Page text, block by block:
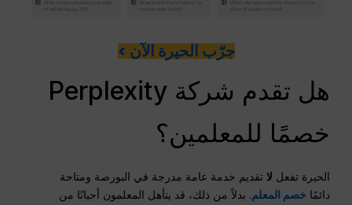
جرّب الحيرة الآن >
هل تقدم شركة Perplexity
خصمًا للمعلمين؟
الحيرة تفعل لا تقديم خدمة عامة مدرجة في البورصة ومتاحة
دائمًا خصم المعلم. بدلاً من ذلك، قد يتأهل المعلمون أحيانًا من